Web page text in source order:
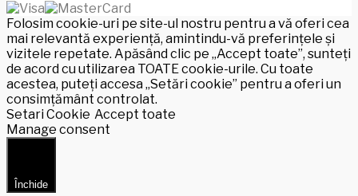
Folosim cookie-uri pe site-ul nostru pentru a vă oferi cea
mai relevantă experiență, amintindu-vă preferințele și
vizitele repetate. Apăsând clic pe „Accept toate”, sunteți
de acord cu utilizarea TOATE cookie-urile. Cu toate
acestea, puteți accesa „Setări cookie” pentru a oferi un
consimțământ controlat.
Setari Cookie Accept toate
Manage consent
Închide